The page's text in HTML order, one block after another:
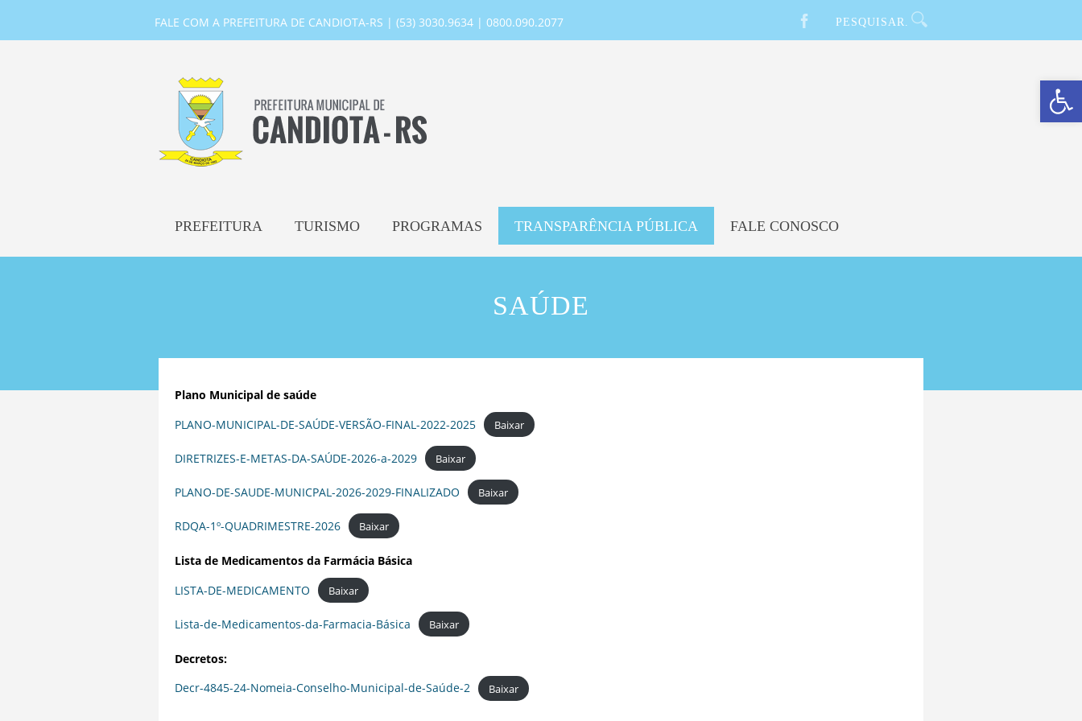
Barra de Ferramentas Aberta
FALE COM A PREFEITURA DE CANDIOTA-RS | (53) 3030.9634 | 0800.090.2077
PREFEITURA TURISMO PROGRAMAS TRANSPARÊNCIA PÚBLICA FALE CONOSCO
SAÚDE
Plano Municipal de saúde
PLANO-MUNICIPAL-DE-SAÚDE-VERSÃO-FINAL-2022-2025
Baixar
DIRETRIZES-E-METAS-DA-SAÚDE-2026-a-2029 Baixar
PLANO-DE-SAUDE-MUNICPAL-2026-2029-FINALIZADO Baixar
RDQA-1º-QUADRIMESTRE-2026 Baixar
Lista de Medicamentos da Farmácia Básica
LISTA-DE-MEDICAMENTO
Baixar
Lista-de-Medicamentos-da-Farmacia-Básica Baixar
Decretos:
Decr-4845-24-Nomeia-Conselho-Municipal-de-Saúde-2
Baixar